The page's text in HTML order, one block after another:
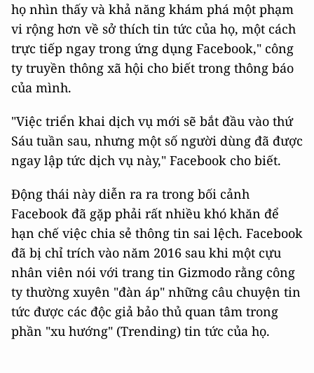
họ nhìn thấy và khả năng khám phá một phạm
vi rộng hơn về sở thích tin tức của họ, một cách
trực tiếp ngay trong ứng dụng Facebook," công
ty truyền thông xã hội cho biết trong thông báo
của mình.
"Việc triển khai dịch vụ mới sẽ bắt đầu vào thứ
Sáu tuần sau, nhưng một số người dùng đã được
ngay lập tức dịch vụ này," Facebook cho biết.
Động thái này diễn ra ra trong bối cảnh
Facebook đã gặp phải rất nhiều khó khăn để
hạn chế việc chia sẻ thông tin sai lệch. Facebook
đã bị chỉ trích vào năm 2016 sau khi một cựu
nhân viên nói với trang tin Gizmodo rằng công
ty thường xuyên "đàn áp" những câu chuyện tin
tức được các độc giả bảo thủ quan tâm trong
phần "xu hướng" (Trending) tin tức của họ.